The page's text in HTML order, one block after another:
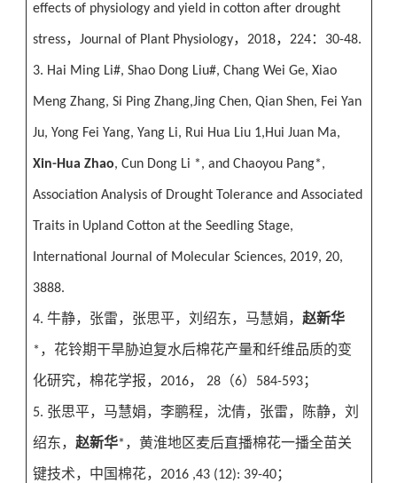
effects of physiology and yield in cotton after drought
stress， Journal of Plant Physiology， 2018， 224： 30-48.
3. Hai Ming Li#, Shao Dong Liu#, Chang Wei Ge, Xiao
Meng Zhang, Si Ping Zhang,Jing Chen, Qian Shen, Fei Yan
Ju, Yong Fei Yang, Yang Li, Rui Hua Liu 1,Hui Juan Ma,
Xin-Hua Zhao, Cun Dong Li *, and Chaoyou Pang*,
Association Analysis of Drought Tolerance and Associated
Traits in Upland Cotton at the Seedling Stage,
International Journal of Molecular Sciences, 2019, 20,
3888.
4. 牛静，张雷，张思平，刘绍东，马慧娟， 赵新华
* ，花铃期干旱胁迫复水后棉花产量和纤维品质的变
化研究，棉花学报， 2016， 28（6） 584-593；
5. 张思平，马慧娟，李鹏程，沈倩，张雷，陈静，刘
绍东， 赵新华* ，黄淮地区麦后直播棉花一播全苗关
键技术，中国棉花， 2016 ,43 (12): 39-40；